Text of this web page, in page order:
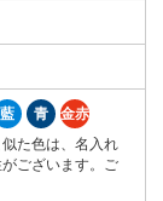
藍 青
金赤
た色は、名入れ
ございます。ご